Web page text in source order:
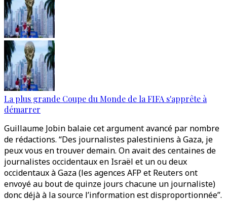
La plus grande Coupe du Monde de la FIFA s'apprête à
démarrer
Guillaume Jobin balaie cet argument avancé par nombre
de rédactions. “Des journalistes palestiniens à Gaza, je
peux vous en trouver demain. On avait des centaines de
journalistes occidentaux en Israël et un ou deux
occidentaux à Gaza (les agences AFP et Reuters ont
envoyé au bout de quinze jours chacune un journaliste)
donc déjà à la source l’information est disproportionnée”.